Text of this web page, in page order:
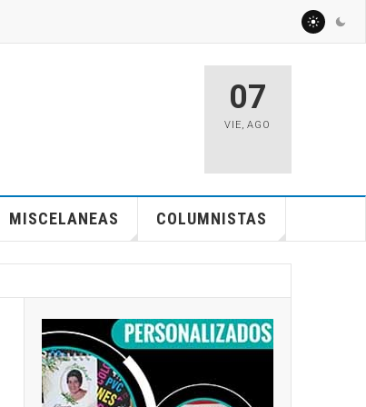
07
VIE,AGO
MISCELANEAS COLUMNISTAS